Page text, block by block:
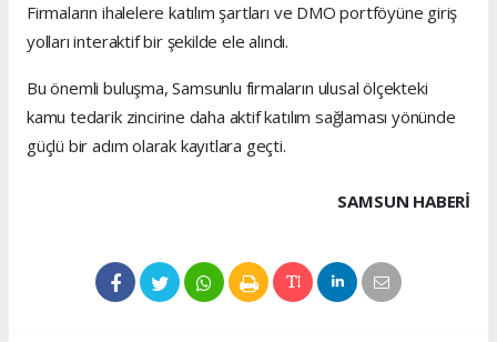
Firmaların ihalelere katılım şartları ve DMO portföyüne giriş
yolları interaktif bir şekilde ele alındı.
Bu önemli buluşma, Samsunlu firmaların ulusal ölçekteki
kamu tedarik zincirine daha aktif katılım sağlaması yönünde
güçlü bir adım olarak kayıtlara geçti.
SAMSUN HABERİ